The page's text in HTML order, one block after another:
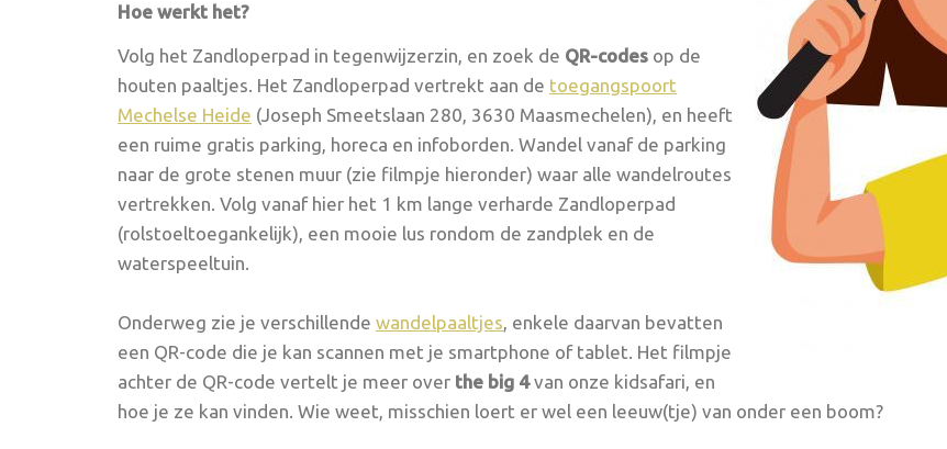
Hoe werkt het?
Volg het Zandloperpad in tegenwijzerzin, en zoek de QR-codes op de
houten paaltjes. Het Zandloperpad vertrekt aan de toegangspoort
Mechelse Heide (Joseph Smeetslaan 280, 3630 Maasmechelen), en heeft
een ruime gratis parking, horeca en infoborden. Wandel vanaf de parking
naar de grote stenen muur (zie filmpje hieronder) waar alle wandelroutes
vertrekken. Volg vanaf hier het 1 km lange verharde Zandloperpad
(rolstoeltoegankelijk), een mooie lus rondom de zandplek en de
waterspeeltuin.
Onderweg zie je verschillende wandelpaaltjes, enkele daarvan bevatten
een QR-code die je kan scannen met je smartphone of tablet. Het filmpje
achter de QR-code vertelt je meer over the big 4van onze kidsafari, en
hoe je ze kan vinden. Wie weet, misschien loert er wel een leeuw(tje) van onder een boom?